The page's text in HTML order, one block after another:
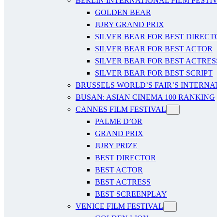
GOLDEN BEAR
JURY GRAND PRIX
SILVER BEAR FOR BEST
SILVER BEAR FOR BEST ACTOR
SILVER BEAR FOR BEST
SILVER BEAR FOR BEST SCRIPT
BRUSSELS WORLD’S FAIR’S
BUSAN: ASIAN CINEMA 100 RANKING
CANNES FILM FESTIVAL
PALME D’OR
GRAND PRIX
JURY PRIZE
BEST DIRECTOR
BEST ACTOR
BEST ACTRESS
BEST SCREENPLAY
VENICE FILM FESTIVAL